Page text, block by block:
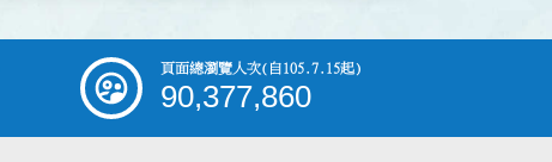
頁面總瀏覽人次(自105.7.15起)
90,377,860